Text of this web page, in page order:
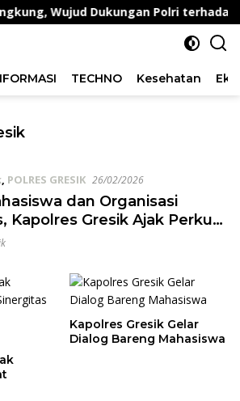
Wujud Dukungan Polri terhadap
TECHNO Kesehatan
, POLRES GRESIK 26/02/2026
dan Organisasi
Kapolres Gresik Ajak Perkuat
Kapolres Gresik Gelar
Dialog Bareng Mahasiswa